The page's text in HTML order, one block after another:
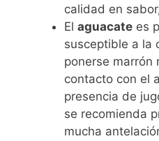
calidad en
El aguacatees
susceptible a la
ponerse marrón
contacto con el
presencia de
se recomienda
mucha